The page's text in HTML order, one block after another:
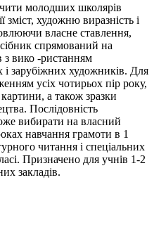
молодших школярів
зміст, художню виразність і
власне ставлення,
спрямований на
з вико -ристанням
і зарубіжних художників. Для
усіх чотирьох пір року,
а також зразки
Послідовність
вибирати на власний
навчання грамоти в 1
читання і спеціальних
Призначено для учнів 1-2
закладів.